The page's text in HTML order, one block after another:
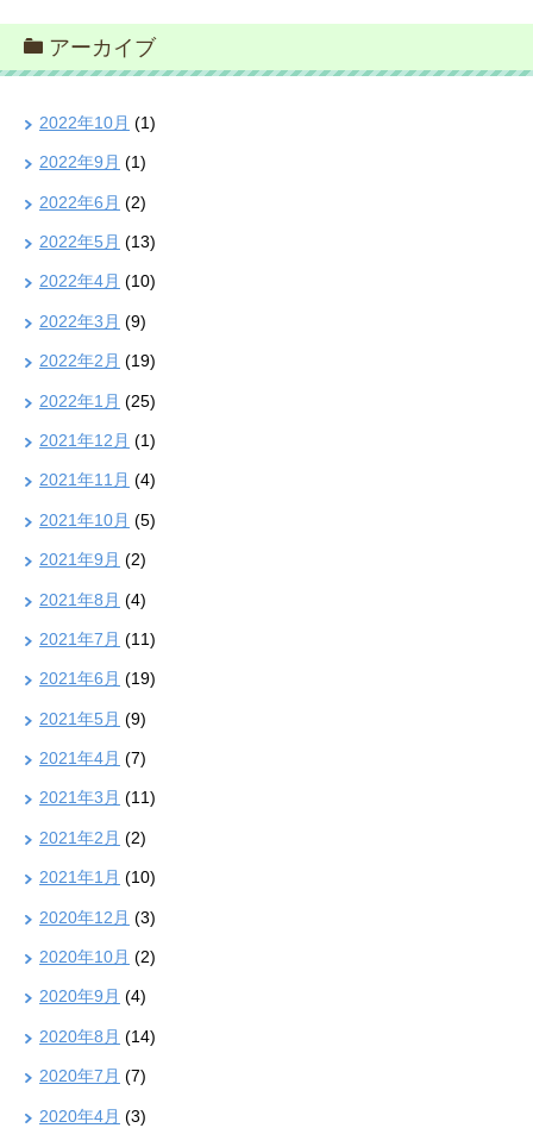
アーカイブ
2022年10月 (1)
2022年9月 (1)
2022年6月 (2)
2022年5月 (13)
2022年4月 (10)
2022年3月 (9)
2022年2月 (19)
2022年1月 (25)
2021年12月 (1)
2021年11月 (4)
2021年10月 (5)
2021年9月 (2)
2021年8月 (4)
2021年7月 (11)
2021年6月 (19)
2021年5月 (9)
2021年4月 (7)
2021年3月 (11)
2021年2月 (2)
2021年1月 (10)
2020年12月 (3)
2020年10月 (2)
2020年9月 (4)
2020年8月 (14)
2020年7月 (7)
2020年4月 (3)